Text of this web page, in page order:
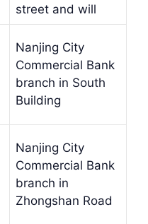
street and will
Nanjing City
Commercial Bank
branch in South
Building
Nanjing City
Commercial Bank
branch in
Zhongshan Road